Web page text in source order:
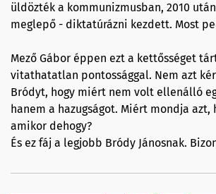
üldözték a kommunizmusban, 2010
meglepő - diktatúrázni kezdett. Most
Mező Gábor éppen ezt a kettősséget
vitathatatlan pontossággal. Nem azt
Bródyt, hogy miért nem volt ellenálló
hanem a hazugságot. Miért mondja azt,
amikor dehogy?
És ez fáj a legjobb Bródy Jánosnak.